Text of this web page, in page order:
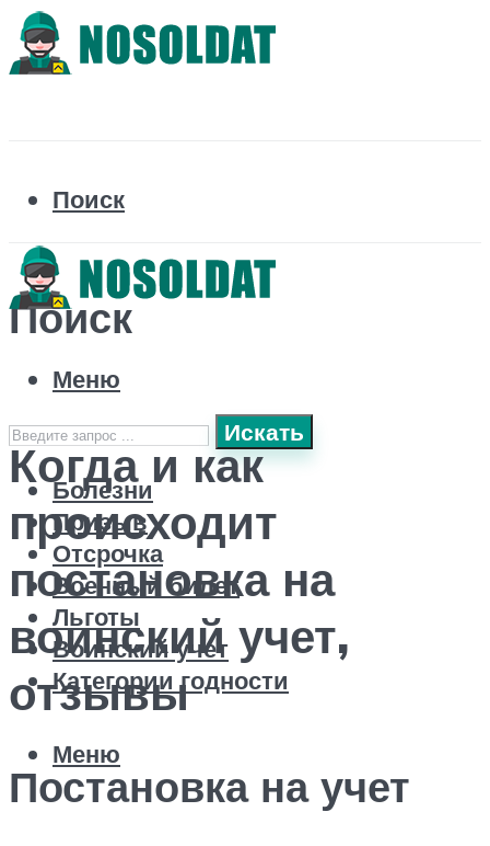
Поиск
Поиск
Искать
Болезни
Призыв
Отсрочка
Военный билет
Льготы
Воинский учет
Категории годности
Меню
Меню
Когда и как
происходит
постановка на
воинский учет,
отзывы
Постановка на учет